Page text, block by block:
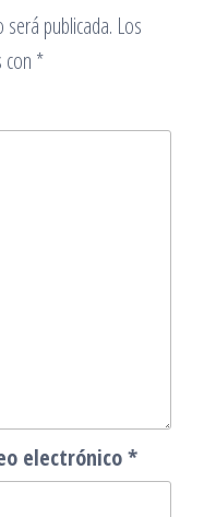
publicada. Los
con *
electrónico*